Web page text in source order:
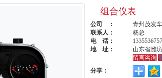
组合仪表
公司 ：
青州茂发
联系人：
杨总
电 话：
地 址：
山东省潍
留言咨询
分享：